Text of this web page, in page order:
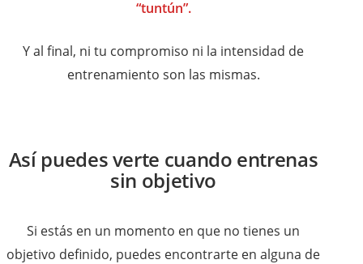
“tuntún”.
Y al final, ni tu compromiso ni la intensidad de
entrenamiento son las mismas.
Así puedes verte cuando entrenas
sin objetivo
Si estás en un momento en que no tienes un
objetivo definido, puedes encontrarte en alguna de